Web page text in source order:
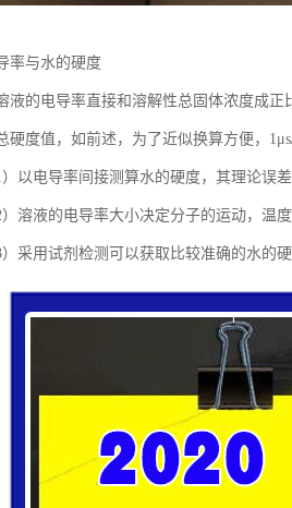
率与水的硬度
液的电导率直接和溶解性总固体浓度成
硬度值，如前述，为了近似换算方便，
）以电导率间接测算水的硬度，其理论误差
2）溶液的电导率大小决定分子的运动，
）采用试剂检测可以获取比较准确的水的硬